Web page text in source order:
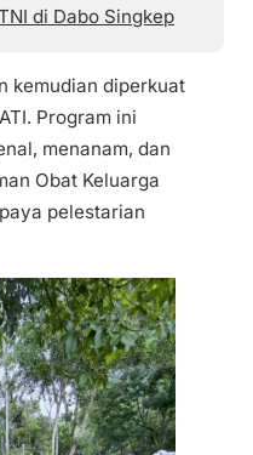
di Dabo Singkep
kemudian diperkuat
Program ini
menanam, dan
Obat Keluarga
pelestarian